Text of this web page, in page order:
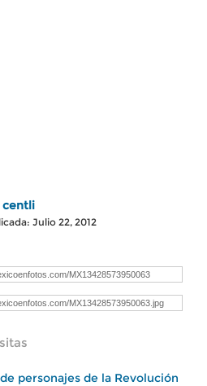
centli
Julio 22, 2012
personajes de la Revolución